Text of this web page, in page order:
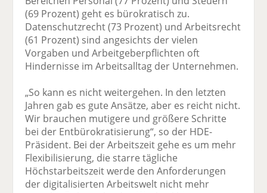
(69 Prozent) geht es bürokratisch zu.
Datenschutzrecht (73 Prozent) und Arbeitsrecht
(61 Prozent) sind angesichts der vielen
Vorgaben und Arbeitgeberpflichten oft
Hindernisse im Arbeitsalltag der Unternehmen.
„So kann es nicht weitergehen. In den letzten
Jahren gab es gute Ansätze, aber es reicht nicht.
Wir brauchen mutigere und größere Schritte
bei der Entbürokratisierung“, so der HDE-
Präsident. Bei der Arbeitszeit gehe es um mehr
Flexibilisierung, die starre tägliche
Höchstarbeitszeit werde den Anforderungen
der digitalisierten Arbeitswelt nicht mehr